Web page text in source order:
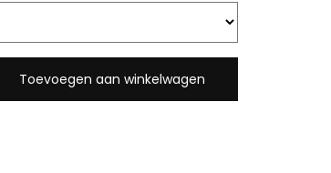
Toevoegen aan winkelwagen